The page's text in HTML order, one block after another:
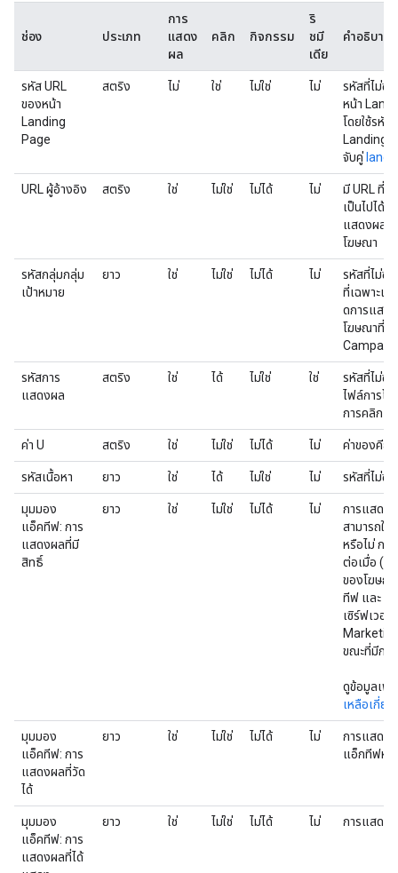
ช่อง ประเภท
การ
แสดง
ผล
คลิก กิจกรรม
ริ
ชมี
เดีย
คำอธิบาย
รหัส URL
ของหน้า
Landing
Page
สตริง ไม่ ใช่ ไม่ใช่ ไม่
รหัสที่ไม่ซ้ำ
หน้า
โดยใช้รหัส
Landing
จับคู่
URL ผู้อ้างอิง สตริง ใช่ ไม่ใช่ ไม่ได้ ไม่
มี URL ที่โ
เป็นไปได้)
แสดงผล
โฆษณา
รหัสกลุ่มกลุ่ม
เป้าหมาย
ยาว ใช่ ไม่ใช่ ไม่ได้ ไม่
รหัสที่ไม่ซ้ำ
ที่เฉพาะเจ
ดการแสด
โฆษณาที่กํ
รหัสการ
แสดงผล
สตริง ใช่ ได้ ไม่ใช่ ใช่
รหัสที่ไม่ซ้
ไฟล์การโ
การคลิก แ
ค่า U สตริง ใช่ ไม่ใช่ ไม่ได้ ไม่ ค่าของคีย์
รหัสเนื้อหา ยาว ใช่ ได้ ไม่ใช่ ไม่ รหัสที่ไม่ซ้
มุมมอง
แอ็คทีฟ: การ
แสดงผลที่มี
สิทธิ์
ยาว ใช่ ไม่ใช่ ไม่ได้ ไม่
การแสดง
สามารถใ
หรือไม่ กา
ต่อเมื่อ (ก
ของโฆษณ
ทีฟ และ (
เซิร์ฟเวอ
ขณะที่มีกา
ดูข้อมูลเพิ่
เหลือเกี่ย
มุมมอง
แอ็คทีฟ: การ
แสดงผลที่วัด
ได้
ยาว ใช่ ไม่ใช่ ไม่ได้ ไม่
การแสดง
แอ็กทีฟหรื
มุมมอง
แอ็คทีฟ: การ
แสดงผลที่ได้
ยาว ใช่ ไม่ใช่ ไม่ได้ ไม่ การแสดง